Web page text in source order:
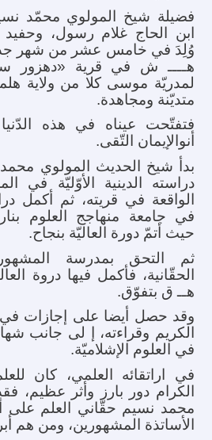
فضیلة شیخ المولوي محمّد
ابن الحاج غلام رسول،
هــــ ش في قریة «دهزور
لمدریّة موسی کلا من ولایة
متدیّنة ومجاهدة.
فتفتّحت عیناه في هذه الدّنیا
أنوالإیمان التّقی.
بدأ شیخ الحدیث المولوي
دراسته الدینیة الأوّلیّة في
الواقعة في قریته، ثم أکمل
في جامعة منهاجج العلوم
حیث أتمّ دورة العالیّة بنجاح.
ثم التحق بمدرسة
هــ ق بتفوّق.
وقد حصل أیضا علی إجازات
الکریم وقراءته، إ لی جانب
في العلوم الإشلامیّة.
في اراتقائه العلمي، کان
الکرام دور بارز وأثر عظیم،
محمد نسیم حقّاني العلم علی
الأساتذة المشهورین، ومن هم